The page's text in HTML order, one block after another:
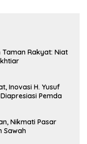
Rakyat: Niat
Inovasi H. Yusuf
Pemda
Nikmati Pasar
Sawah